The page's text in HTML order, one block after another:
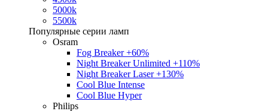
5000k
5500k
Популярные серии ламп
Osram
Fog Breaker +60%
Night Breaker Unlimited +110%
Night Breaker Laser +130%
Cool Blue Intense
Cool Blue Hyper
Philips